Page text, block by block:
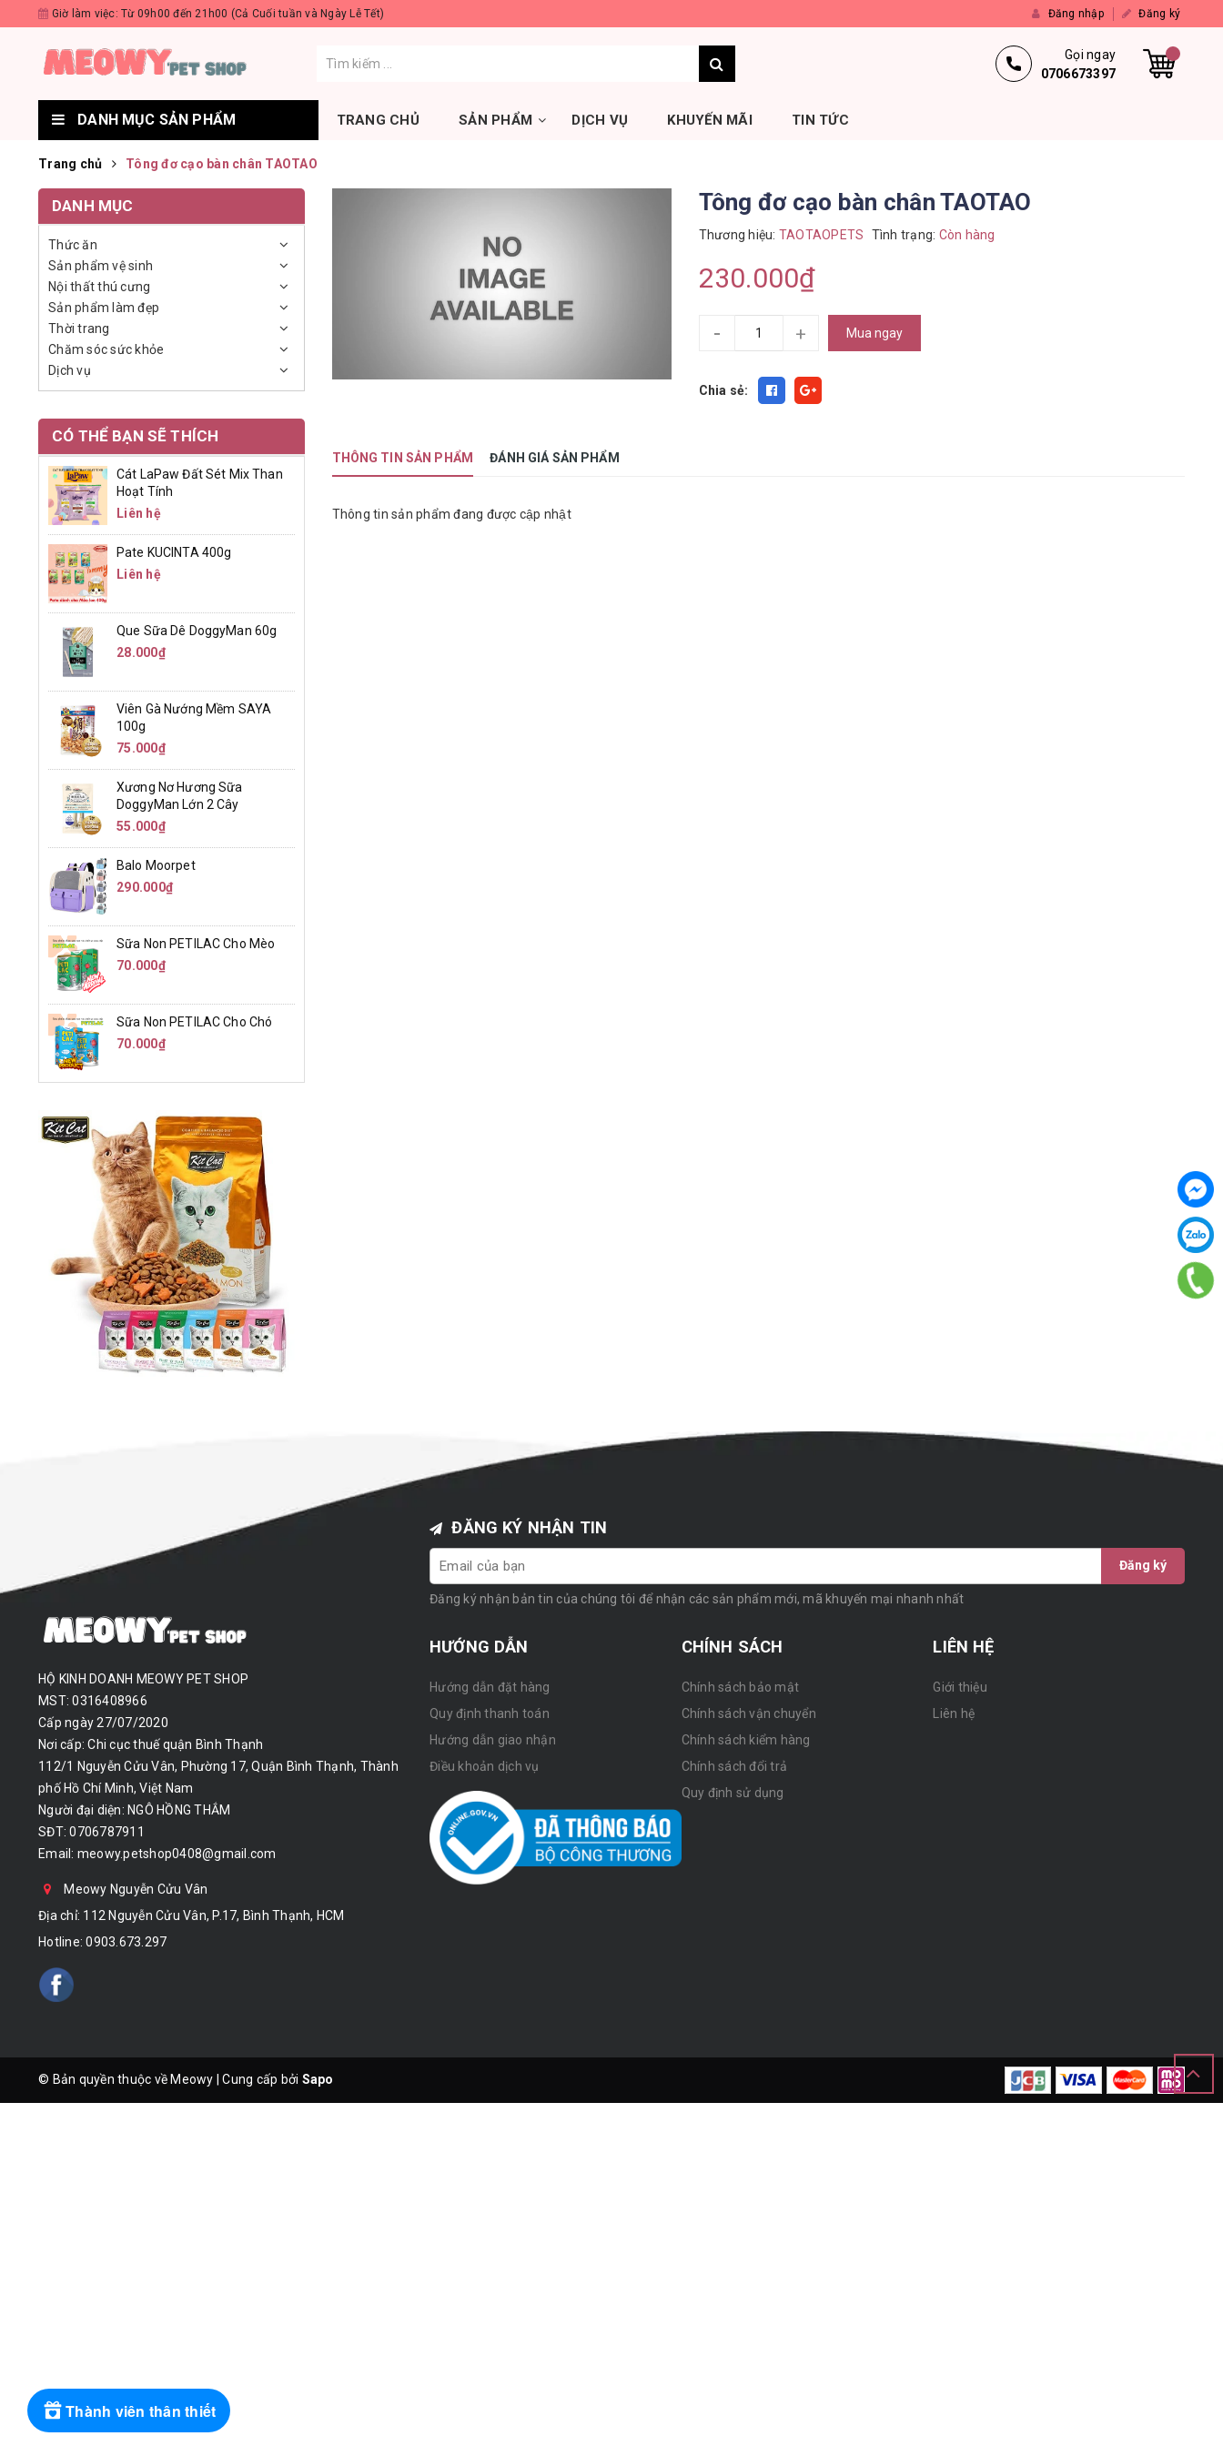
Giờ làm việc: Từ 09h00 đến 21h00 (Cả Cuối tuần và Ngày Lễ Tết) Đăng nhập Đăng ký
Gọi ngay
0706673397
DANH MỤC SẢN PHẨM TRANG CHỦ SẢN PHẨM DỊCH VỤ KHUYẾN MÃI TIN TỨC
Trang chủ Tông đơ cạo bàn chân TAOTAO
Tông đơ cạo bàn chân TAOTAO
Thương hiệu: TAOTAOPETS Tình trạng: Còn hàng
230.000₫
- + Mua ngay
Chia sẻ:
THÔNG TIN SẢN PHẨM ĐÁNH GIÁ SẢN PHẨM
Thông tin sản phẩm đang được cập nhật
DANH MỤC
Thức ăn
Sản phẩm vệ sinh
Nội thất thú cưng
Sản phẩm làm đẹp
Thời trang
Chăm sóc sức khỏe
Dịch vụ
CÓ THỂ BẠN SẼ THÍCH
Cát LaPaw Đất Sét Mix Than
Hoạt Tính
Liên hệ
Pate KUCINTA 400g
Liên hệ
Que Sữa Dê DoggyMan 60g
28.000₫
Viên Gà Nướng Mềm SAYA
100g
75.000₫
Xương Nơ Hương Sữa
DoggyMan Lớn 2 Cây
55.000₫
Balo Moorpet
290.000₫
Sữa Non PETILAC Cho Mèo
70.000₫
Sữa Non PETILAC Cho Chó
70.000₫
HỘ KINH DOANH MEOWY PET SHOP
MST: 0316408966
Cấp ngày 27/07/2020
Nơi cấp: Chi cục thuế quận Bình Thạnh
112/1 Nguyễn Cửu Vân, Phường 17, Quận Bình Thạnh, Thành
phố Hồ Chí Minh, Việt Nam
Người đại diện: NGÔ HỒNG THẮM
SĐT: 0706787911
Email: meowy.petshop0408@gmail.com
Meowy Nguyễn Cửu Vân
Địa chỉ: 112 Nguyễn Cửu Vân, P.17, Bình Thạnh, HCM
Hotline:0903.673.297
ĐĂNG KÝ NHẬN TIN
Đăng ký
Đăng ký nhận bản tin của chúng tôi để nhận các sản phẩm mới, mã khuyến mại nhanh nhất
HƯỚNG DẪN
Hướng dẫn đặt hàng
Quy định thanh toán
Hướng dẫn giao nhận
Điều khoản dịch vụ
CHÍNH SÁCH
Chính sách bảo mật
Chính sách vận chuyển
Chính sách kiểm hàng
Chính sách đổi trả
Quy định sử dụng
LIÊN HỆ
Giới thiệu
Liên hệ
© Bản quyền thuộc về Meowy Cung cấp bởi Sapo
Thành viên thân thiết